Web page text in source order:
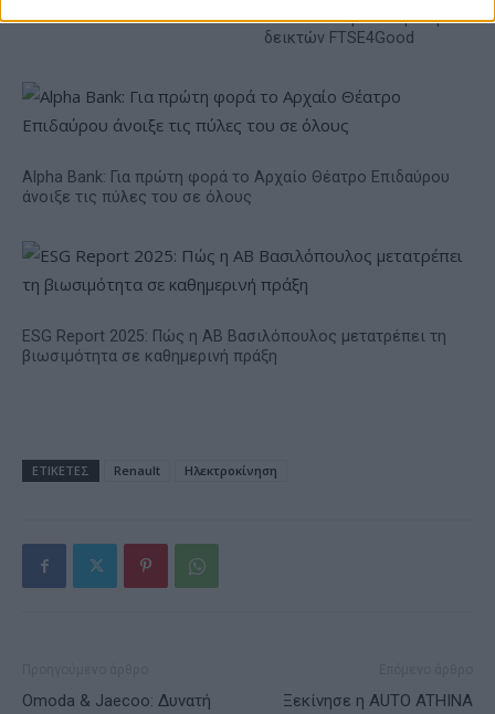
τον ΟΤΕ στη διεθνή σειρά
δεικτών FTSE4Good
Alpha Bank: Για πρώτη φορά το Αρχαίο Θέατρο Επιδαύρου
άνοιξε τις πύλες του σε όλους
ESG Report 2025: Πώς η ΑΒ Βασιλόπουλος μετατρέπει τη
βιωσιμότητα σε καθημερινή πράξη
ΕΤΙΚΕΤΕΣ Renault Ηλεκτροκίνηση
Omoda & Jaecoo: Δυνατή Ξεκίνησε η AUTO ATHINA